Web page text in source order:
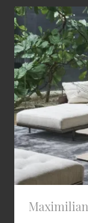
Maximilian